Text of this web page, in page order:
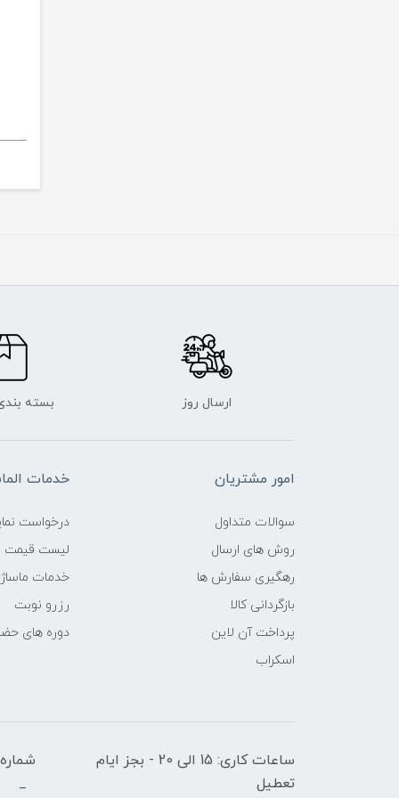
ارسال روز بسته
امور مشتریان
سوالات متداول
روش های ارسال
رهگیری سفارش ها
بازگردانی کالا
پرداخت آن لاین
اسکراب
خدمات
درخواست
لیست قیمت
خدمات ماساژ
رزرو نوبت
دوره های
ساعات کاری: 15 الی 20 - بجز ایام
تعطیل
_